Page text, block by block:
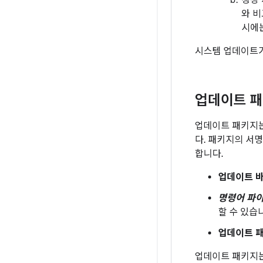
와
시에
시스템 업데이트
업데이트
업데이트 패키지
다. 패키지의 서
합니다.
업데이트
명령어 파
할 수 있습
업데이트
업데이트 패키지